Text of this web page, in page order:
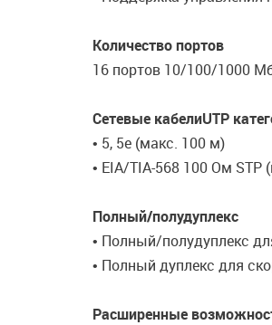
Количество портов
16 портов 10/100/1000
Сетевые кабелиUTP
• 5, 5e (макс. 100 м)
• EIA/TIA-568 100 Ом STP
Полный/полудуплекс
• Полный/полудуплекс
• Полный дуплекс для
Расширенные